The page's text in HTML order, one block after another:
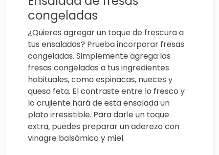
congeladas
¿Quieres agregar un toque de frescura a
tus ensaladas? Prueba incorporar fresas
congeladas. Simplemente agrega las
fresas congeladas a tus ingredientes
habituales, como espinacas, nueces y
queso feta. El contraste entre lo fresco y
lo crujiente hará de esta ensalada un
plato irresistible. Para darle un toque
extra, puedes preparar un aderezo con
vinagre balsámico y miel.